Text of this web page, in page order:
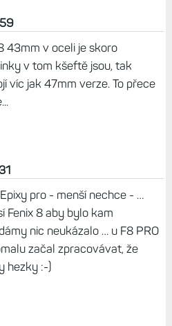
43mm v oceli je skoro
v tom kšeftě jsou, tak
víc jak 47mm verze. To přece
pro - menší nechce - …
Fenix 8 aby bylo kam
nic neukázalo … u F8 PRO
začal zpracovávat, že
hezky :-)